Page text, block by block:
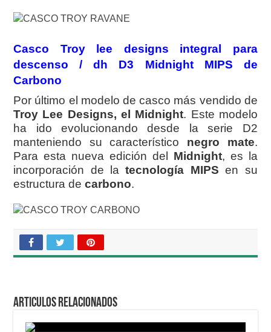
Casco Troy lee designs integral para
descenso / dh D3 Midnight MIPS de
Carbono
Por último el modelo de casco más vendido de
Troy Lee Designs, el Midnight. Este modelo
ha ido evolucionando desde la serie D2
manteniendo su característico negro mate.
Para esta nueva edición del Midnight, es la
incorporación de la tecnología MIPS en su
estructura de carbono.
Articulos relacionados